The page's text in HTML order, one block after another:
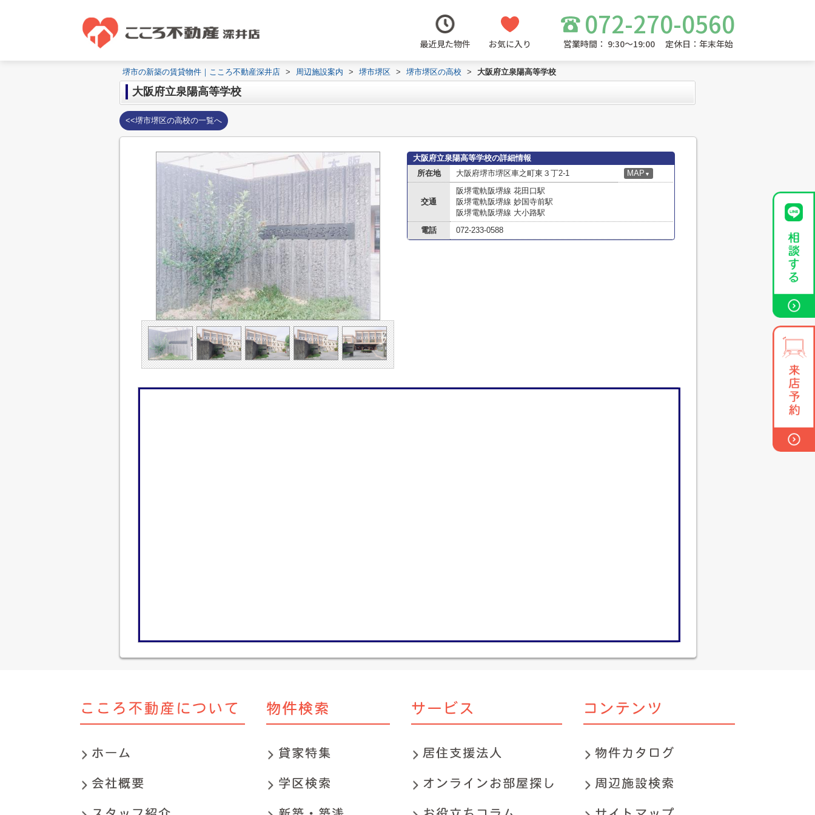
最近見た物件 お気に入り
072-270-0560
営業時間： 9:30～19:00 定休日：年末年始
堺市の新築の賃貸物件｜こころ不動産深井店 > 周辺施設案内 > 堺市堺区 > 堺市堺区の高校 > 大阪府立泉陽高等学校
大阪府立泉陽高等学校
<<堺市堺区の高校の一覧へ
大阪府立泉陽高等学校の詳細情報
所在地
大阪府堺市堺区車之町東３丁2-1 MAP ▼
交通
阪堺電軌阪堺線 花田口駅
阪堺電軌阪堺線 妙国寺前駅
阪堺電軌阪堺線 大小路駅
電話
072-233-0588